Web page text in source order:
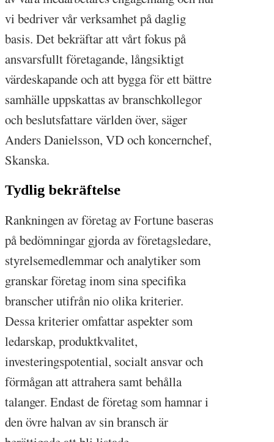
vi bedriver vår verksamhet på daglig
basis. Det bekräftar att vårt fokus på
ansvarsfullt företagande, långsiktigt
värdeskapande och att bygga för ett bättre
samhälle uppskattas av branschkollegor
och beslutsfattare världen över, säger
Anders Danielsson, VD och koncernchef,
Skanska.
Tydlig bekräftelse
Rankningen av företag av Fortune baseras
på bedömningar gjorda av företagsledare,
styrelsemedlemmar och analytiker som
granskar företag inom sina specifika
branscher utifrån nio olika kriterier.
Dessa kriterier omfattar aspekter som
ledarskap, produktkvalitet,
investeringspotential, socialt ansvar och
förmågan att attrahera samt behålla
talanger. Endast de företag som hamnar i
den övre halvan av sin bransch är